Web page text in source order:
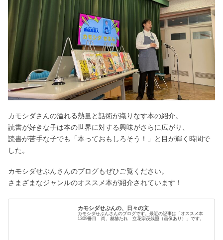
カモシダさんの溢れる熱量と話術が織りなす本の紹介。
読書が好きな子は本の世界に対する興味がさらに広がり、
読書が苦手な子でも「本っておもしろそう！」と目が輝く時間で
した。
カモシダせぶんさんのブログもぜひご覧ください。
さまざまなジャンルのオススメ本が紹介されています！
カモシダせぶんの、日々の文
カモシダせぶんさんのブログです。最近の記事は「オススメ本
1309冊目 尚、赫赫たれ 立花宗茂残照（画像あり）」です。